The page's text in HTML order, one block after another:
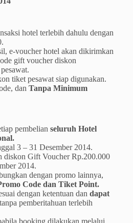
hotel terlebih dahulu dengan
e-voucher hotel akan dikirimkan
gift voucher diskon
tiket pesawat siap digunakan.
dan Tanpa Minimum
pembelian seluruh Hotel
3 – 31 Desember 2014.
diskon Gift Voucher Rp.200.000
2014.
dengan promo lainnya,
Code dan Tiket Point.
dengan ketentuan dan dapat
pemberitahuan terlebih